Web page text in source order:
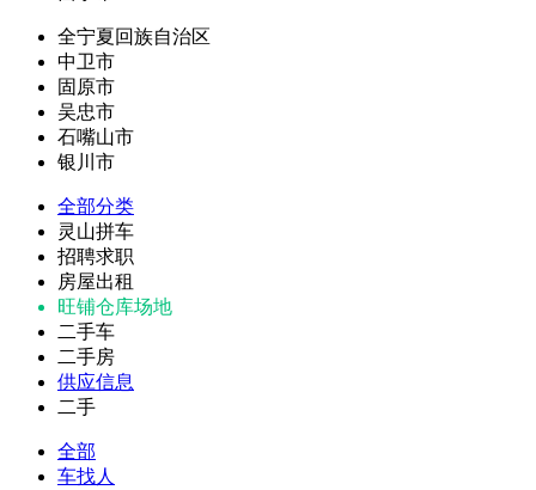
全宁夏回族自治区
中卫市
固原市
吴忠市
石嘴山市
银川市
全部分类
灵山拼车
招聘求职
房屋出租
旺铺仓库场地
二手车
二手房
供应信息
二手
全部
车找人